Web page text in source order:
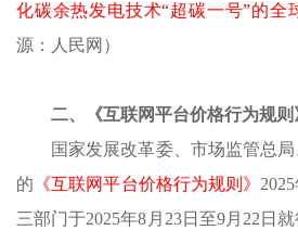
化碳余热发电技术“超碳一号”的全
源：
人民网 ）
二、《互联网平台价格行为规则
国家发展改革委、市场监管总
的 《互联网平台价格行为规则》
三部门于2025年8月23日至9月22日